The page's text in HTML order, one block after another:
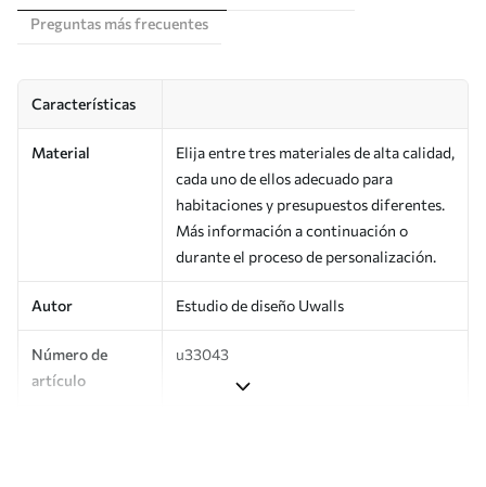
Preguntas más frecuentes
Características
Material
Elija entre tres materiales de alta calidad,
cada uno de ellos adecuado para
habitaciones y presupuestos diferentes.
Más información a continuación o
durante el proceso de personalización.
Autor Estudio de diseño Uwalls
Número de
artículo
u33043